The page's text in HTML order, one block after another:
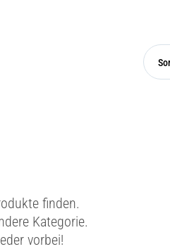
finden.
Kategorie.
vorbei!